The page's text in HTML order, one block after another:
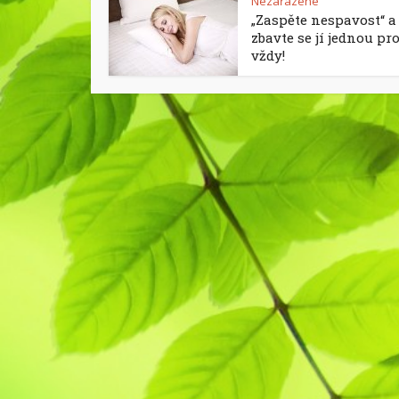
„Zaspěte nespavost“ a
zbavte se jí jednou pro
vždy!